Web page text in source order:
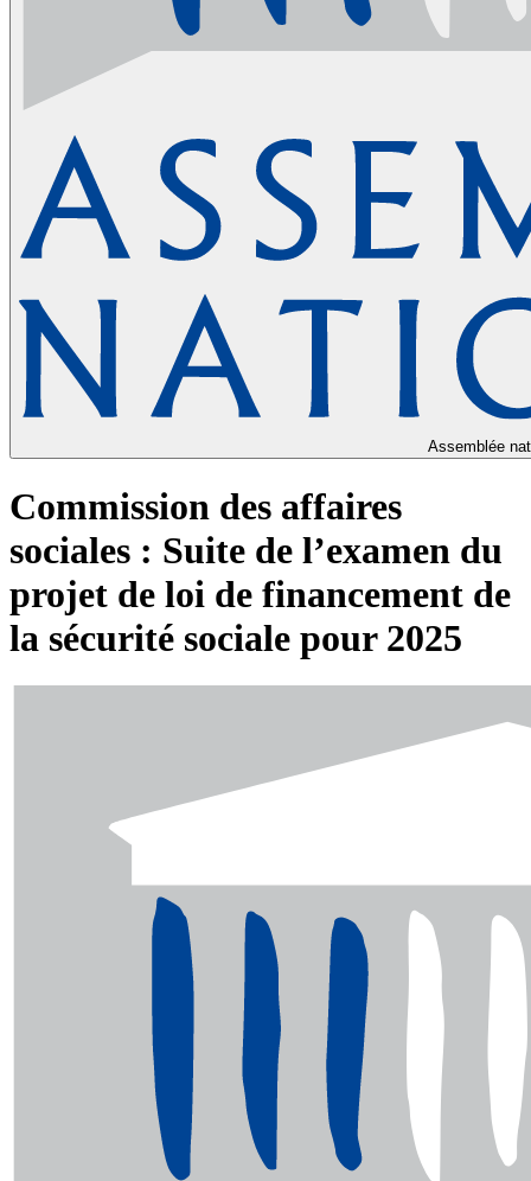
Assemblée
Commission des affaires
sociales : Suite de l’examen du
projet de loi de financement de
la sécurité sociale pour 2025